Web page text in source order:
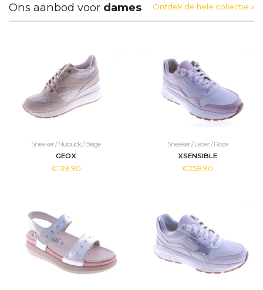
Ons aanbod voor dames Ontdek de hele collectie »
Sneaker / Nubuck / Beige
GEOX
€139,90
Sneaker / Leder / Roze
XSENSIBLE
€259,90